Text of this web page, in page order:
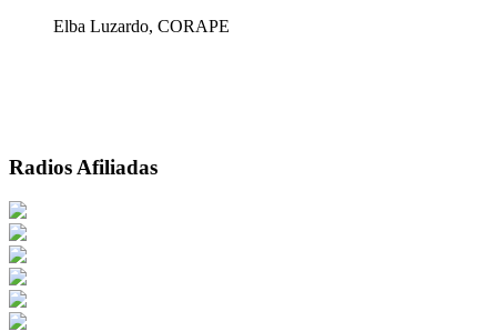
Elba Luzardo, CORAPE
Radios Afiliadas